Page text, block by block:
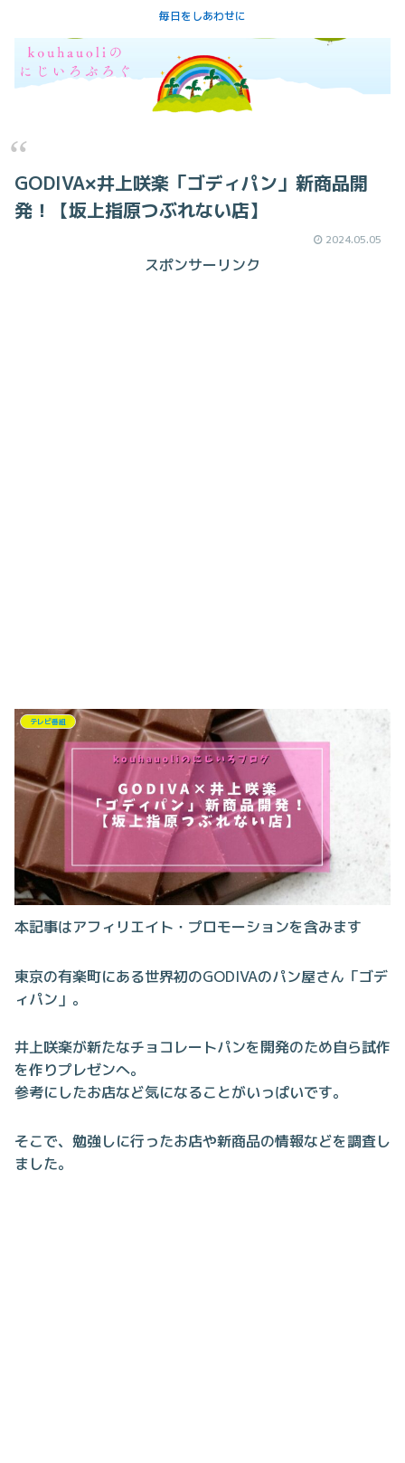
毎日をしあわせに
GODIVA×井上咲楽「ゴディパン」新商品開
発！【坂上指原つぶれない店】
2024.05.05
スポンサーリンク
テレビ番組
本記事はアフィリエイト・プロモーションを含みます
東京の有楽町にある世界初のGODIVAのパン屋さん「ゴデ
ィパン」。
井上咲楽が新たなチョコレートパンを開発のため自ら試作
を作りプレゼンへ。
参考にしたお店など気になることがいっぱいです。
そこで、勉強しに行ったお店や新商品の情報などを調査し
ました。